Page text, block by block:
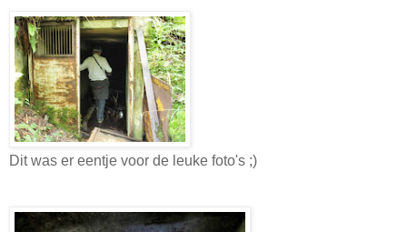
Dit was er eentje voor de leuke foto's ;)